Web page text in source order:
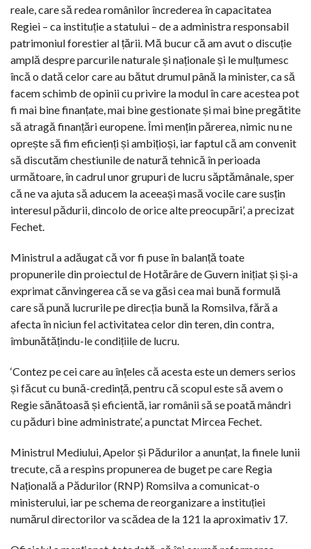
reale, care să redea românilor încrederea în capacitatea
Regiei – ca instituție a statului – de a administra responsabil
patrimoniul forestier al țării. Mă bucur că am avut o discuție
amplă despre parcurile naturale și naționale și le mulțumesc
încă o dată celor care au bătut drumul până la minister, ca să
facem schimb de opinii cu privire la modul în care acestea pot
fi mai bine finanțate, mai bine gestionate și mai bine pregătite
să atragă finanțări europene. Îmi mențin părerea, nimic nu ne
oprește să fim eficienți și ambițioși, iar faptul că am convenit
să discutăm chestiunile de natură tehnică în perioada
următoare, în cadrul unor grupuri de lucru săptămânale, sper
că ne va ajuta să aducem la aceeași masă vocile care susțin
interesul pădurii, dincolo de orice alte preocupări’, a precizat
Fechet.
Ministrul a adăugat că vor fi puse în balanță toate
propunerile din proiectul de Hotărâre de Guvern inițiat și și-a
exprimat cănvingerea că se va găsi cea mai bună formulă
care să pună lucrurile pe direcția bună la Romsilva, fără a
afecta în niciun fel activitatea celor din teren, din contra,
îmbunătățindu-le condițiile de lucru.
‘Contez pe cei care au înțeles că acesta este un demers serios
și făcut cu bună-credință, pentru că scopul este să avem o
Regie sănătoasă și eficientă, iar românii să se poată mândri
cu păduri bine administrate’, a punctat Mircea Fechet.
Ministrul Mediului, Apelor și Pădurilor a anunțat, la finele lunii
trecute, că a respins propunerea de buget pe care Regia
Națională a Pădurilor (RNP) Romsilva a comunicat-o
ministerului, iar pe schema de reorganizare a instituției
numărul directorilor va scădea de la 121 la aproximativ 17.